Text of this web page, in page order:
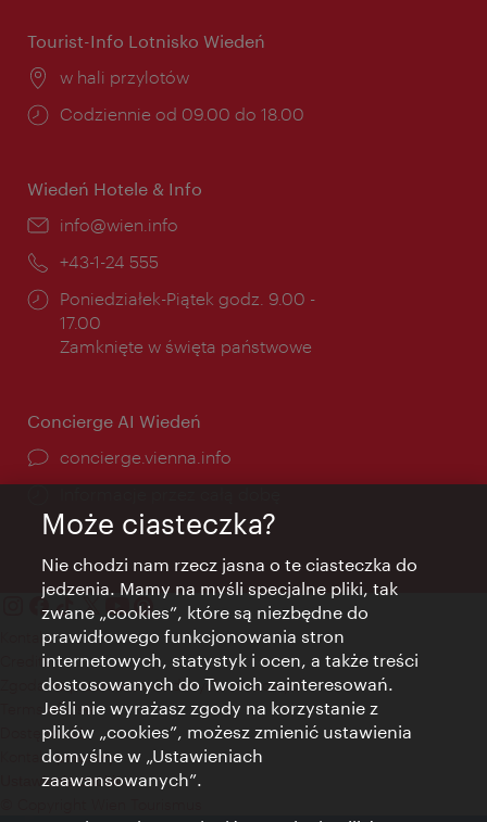
Tourist-Info Lotnisko Wiedeń
Miejsce:
w hali przylotów
Godziny
Codziennie od 09.00 do 18.00
Wiedeń Hotele & Info
E-
info@wien.info
Telefon:
+43-1-24 555
Godziny
otwarcia:
Poniedziałek-Piątek godz. 9.00 -
17.00
Zamknięte w święta państwowe
Concierge AI Wiedeń
concierge.vienna.info
Kontakt
Credits
Zgoda na przetwarzanie danych osobowych
Terms of Use
Dostępność
Kontakt prasowy
Ustawienia cookies
Może ciasteczka?
Nie chodzi nam rzecz jasna o te ciasteczka do
jedzenia. Mamy na myśli specjalne pliki, tak
zwane „cookies”, które są niezbędne do
prawidłowego funkcjonowania stron
internetowych, statystyk i ocen, a także treści
dostosowanych do Twoich zainteresowań.
Jeśli nie wyrażasz zgody na korzystanie z
plików „cookies”, możesz zmienić ustawienia
domyślne w „Ustawieniach
zaawansowanych”.